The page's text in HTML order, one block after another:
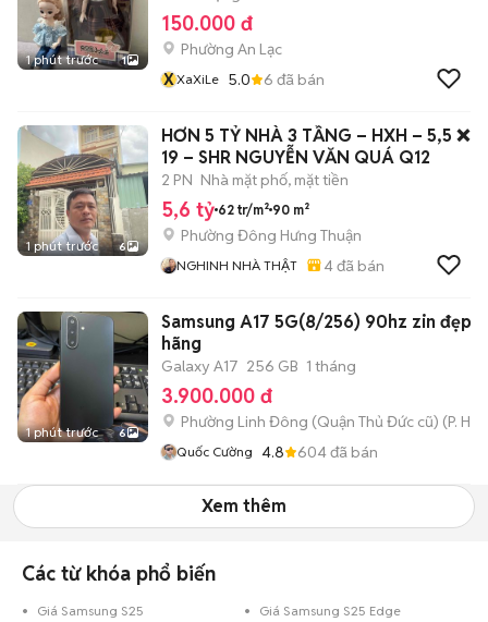
1 phút trước 1
150.000 đ
Phường An Lạc
XXaXiLe 5.0 6 đã bán
1 phút trước 6
HƠN 5 TỶ NHÀ 3 TẦNG – HXH – 5,5 ❌
19 – SHR NGUYỄN VĂN QUÁ Q12
2 PN Nhà mặt phố, mặt tiền
5,6 tỷ 62 tr/m² 90 m²
Phường Đông Hưng Thuận
NGHINH NHÀ THẬT 4đã bán
1 phút trước 6
Samsung A17 5G(8/256) 90hz zin đẹp
hãng
Galaxy A17 256 GB 1 tháng
3.900.000 đ
Phường Linh Đông (Quận Thủ Đức cũ) (P.
Quốc Cường 4.8 604đã bán
Xem thêm
Các từ khóa phổ biến
Giá Samsung S25
Giá Samsung S25 Edge